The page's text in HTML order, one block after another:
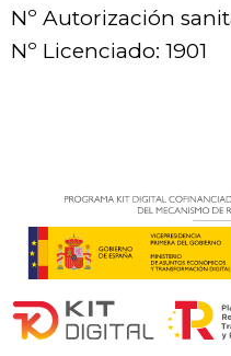
Nº Autorización
Nº Licenciado: 1901